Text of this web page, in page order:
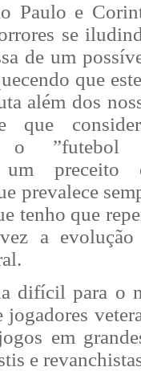
Paulo e
se
de um
que
além dos
que
o ”futebol
um preceito
prevalece
tenho que
a
difícil para o
jogadores
em
e